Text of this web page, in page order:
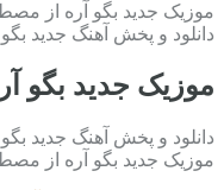
موزیک جدید بگو آره از
دانلود و پخش آهنگ جدید
موزیک جدید بگو
دانلود و پخش آهنگ جدید
موزیک جدید بگو آره از